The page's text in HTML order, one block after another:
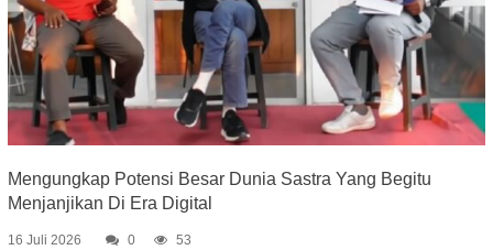
Mengungkap Potensi Besar Dunia Sastra Yang Begitu
Menjanjikan Di Era Digital
16 Juli 2026 0 53